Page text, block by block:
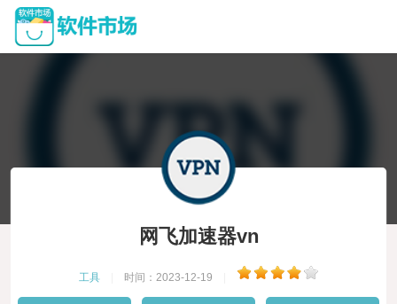
网飞加速器vn
工具 时间：2023-12-19